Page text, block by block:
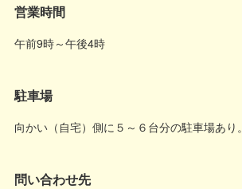
営業時間
午前9時～午後4時
駐車場
向かい（自宅）側に５～６台分の駐車場あり。
問い合わせ先